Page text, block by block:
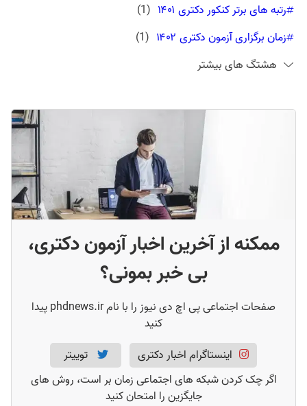
رتبه های برتر کنکور دکتری ۱۴۰۱
(
1
)
زمان برگزاری آزمون دکتری ۱۴۰۲
(
1
)
سایت دکتری تخصصی وزارت بهداشت sanjeshp.ir
نکات کلیدی آزمون استعداد تحصیلی دکتری نوشته مجید رضایی (
1
هشتگ های بیشتر
ممکنه از آخرین اخبار آزمون دکتری،
بی خبر بمونی؟
صفحات اجتماعی پی اچ دی نیوز را با نام phdnews.ir پیدا
کنید
اینستاگرام اخبار دکتری
توییتر
اگر چک کردن شبکه های اجتماعی زمان بر است، روش های
جایگزین را امتحان کنید